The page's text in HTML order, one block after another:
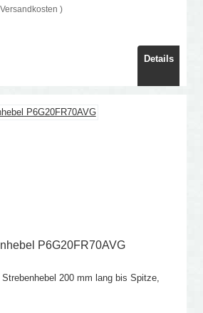
Versandkosten )
Details
P6G20FR70AVG
200 mm lang bis Spitze,